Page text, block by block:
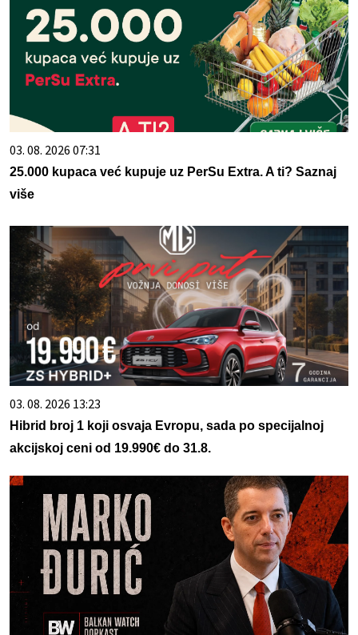
03. 08. 2026 07:31
25.000 kupaca već kupuje uz PerSu Extra. A ti? Saznaj
više
03. 08. 2026 13:23
Hibrid broj 1 koji osvaja Evropu, sada po specijalnoj
akcijskoj ceni od 19.990€ do 31.8.